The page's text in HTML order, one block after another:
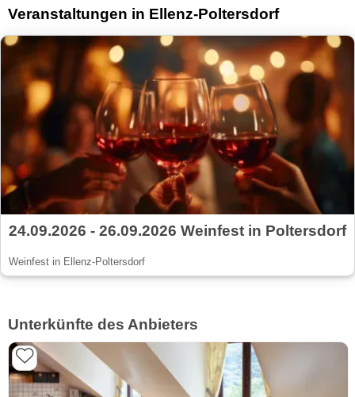
Veranstaltungen in Ellenz-Poltersdorf
24.09.2026 - 26.09.2026 Weinfest in Poltersdorf
Weinfest in Ellenz-Poltersdorf
Unterkünfte des Anbieters